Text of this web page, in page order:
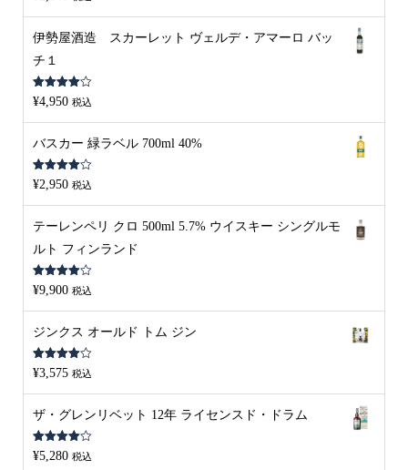
4.00の評
伊勢屋酒造 スカーレット ヴェルデ・アマーロ バッ
チ１
5段階中
4.00の評
¥4,950 税込
バスカー 緑ラベル 700ml 40%
5段階中
4.00の評
¥2,950 税込
テーレンペリ クロ 500ml 5.7% ウイスキー シングルモ
ルト フィンランド
5段階中
4.00の評
¥9,900 税込
ジンクス オールド トム ジン
5段階中
4.00の評
¥3,575 税込
ザ・グレンリベット 12年 ライセンスド・ドラム
5段階中
4.00の評
¥5,280 税込